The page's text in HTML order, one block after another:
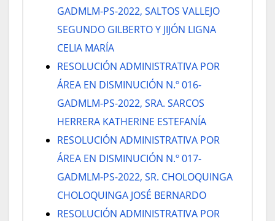
GADMLM-PS-2022, SALTOS VALLEJO
SEGUNDO GILBERTO Y JIJÓN LIGNA
CELIA MARÍA
RESOLUCIÓN ADMINISTRATIVA POR
ÁREA EN DISMINUCIÓN N.º 016-
GADMLM-PS-2022, SRA. SARCOS
HERRERA KATHERINE ESTEFANÍA
RESOLUCIÓN ADMINISTRATIVA POR
ÁREA EN DISMINUCIÓN N.º 017-
GADMLM-PS-2022, SR. CHOLOQUINGA
CHOLOQUINGA JOSÉ BERNARDO
RESOLUCIÓN ADMINISTRATIVA POR